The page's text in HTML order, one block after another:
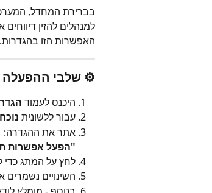
האפשרות הזו בהגדרות.
⚙️ שלבי ההפעלה
היכנס לעמוד
עבור ללשונית
אתר את ההגדרה:
"הפעל אפשרות תצוגה
לחץ על המתג
השינויים נשמרים